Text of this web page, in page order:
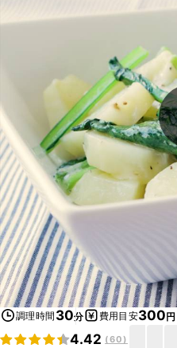
調理時間 30分 費用目安300円
4.42 (60)